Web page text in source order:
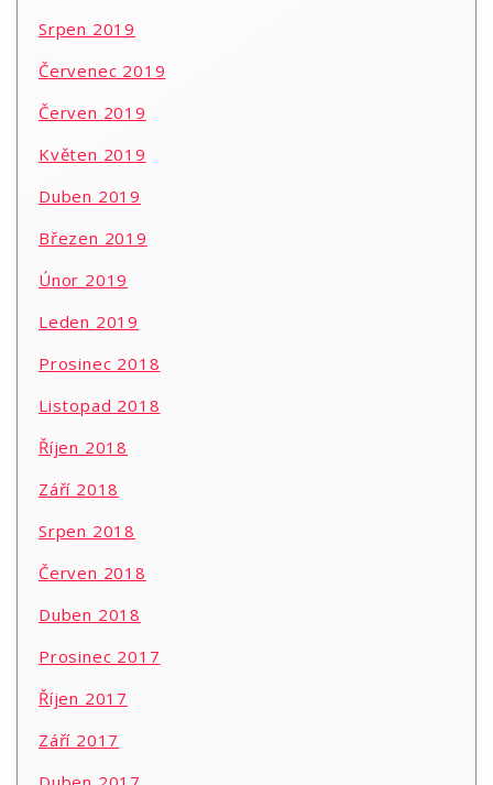
Srpen 2019
Červenec 2019
Červen 2019
Květen 2019
Duben 2019
Březen 2019
Únor 2019
Leden 2019
Prosinec 2018
Listopad 2018
Říjen 2018
Září 2018
Srpen 2018
Červen 2018
Duben 2018
Prosinec 2017
Říjen 2017
Září 2017